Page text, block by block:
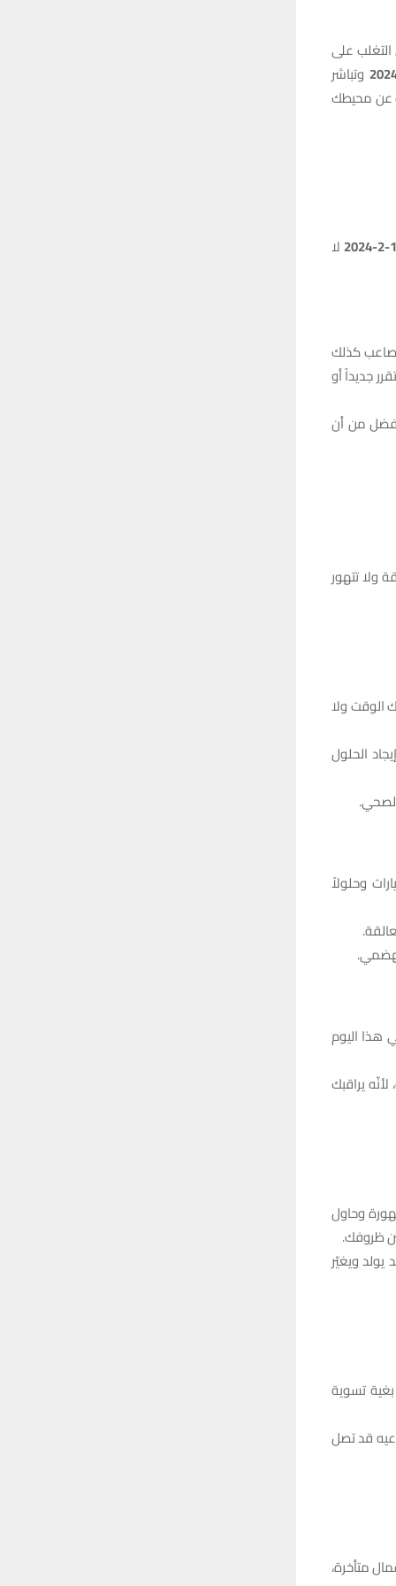
من التغلب على
وتباشر
عن محيطك
-2024 لا
كذلك
جديداً أو
من أن
ولا تتهور
الوقت ولا
الحلول
وحلولاً
هذا اليوم
يراقبك
وحاول
ظروفك.
ويغيّر
تسوية
قد تصل
متأخرة،